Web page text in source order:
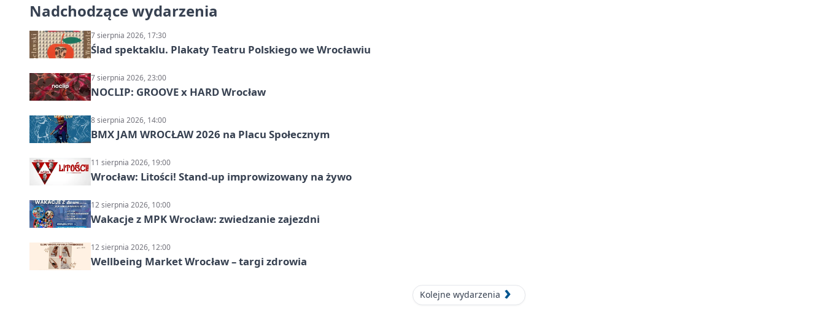
Nadchodzące wydarzenia
7 sierpnia 2026, 17:30
Ślad spektaklu. Plakaty Teatru Polskiego we Wrocławiu
7 sierpnia 2026, 23:00
NOCLIP: GROOVE x HARD Wrocław
8 sierpnia 2026, 14:00
BMX JAM WROCŁAW 2026 na Placu Społecznym
11 sierpnia 2026, 19:00
Wrocław: Litości! Stand-up improwizowany na żywo
12 sierpnia 2026, 10:00
Wakacje z MPK Wrocław: zwiedzanie zajezdni
12 sierpnia 2026, 12:00
Wellbeing Market Wrocław – targi zdrowia
Kolejne wydarzenia